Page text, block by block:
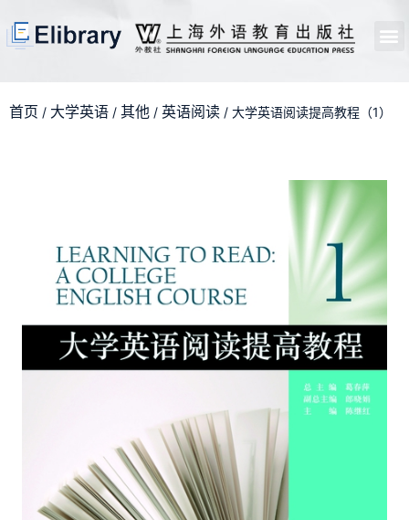
首页 / 大学英语 / 其他 / 英语阅读 / 大学英语阅读提高教程（1）